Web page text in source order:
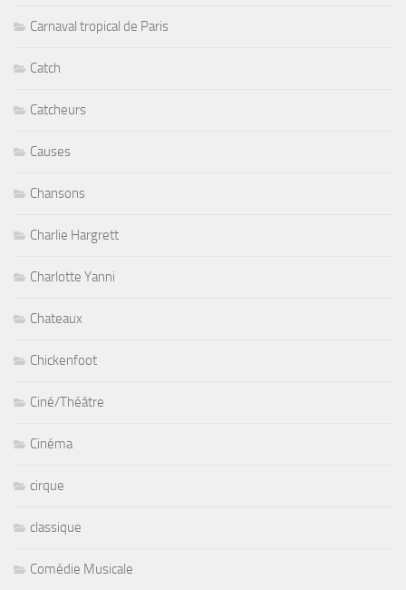
Carnaval tropical de Paris
Catch
Catcheurs
Causes
Chansons
Charlie Hargrett
Charlotte Yanni
Chateaux
Chickenfoot
Ciné/Théâtre
Cinéma
cirque
classique
Comédie Musicale